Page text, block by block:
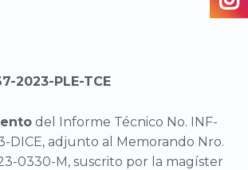
2023-PLE-TCE
del Informe Técnico No. INF-
DICE, adjunto al Memorando Nro.
0330-M, suscrito por la magíster